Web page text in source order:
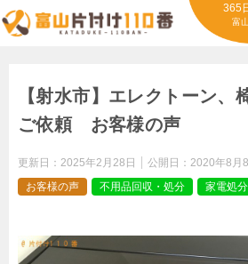
365
富
【射水市】エレクトーン、
ご依頼 お客様の声
更新日： 2025年2月28日 公開日： 2020年8月
お客様の声
不用品回収・処分 家電処分